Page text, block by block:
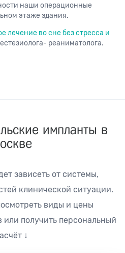
наши операционные
этаже здания.
лечение во сне без стресса и
реаниматолога.
импланты в
зависеть от системы,
клинической ситуации.
виды и цены
или получить персональный
↓